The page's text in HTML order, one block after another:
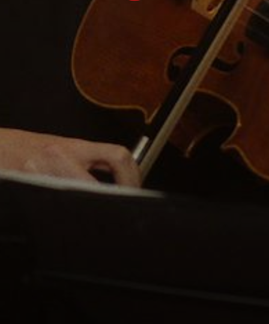
Bekijk alle specials